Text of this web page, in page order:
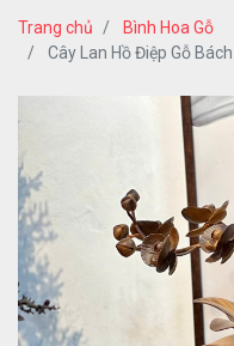
Trang chủ
Bình Hoa Gỗ
Cây Lan Hồ Điệp Gỗ